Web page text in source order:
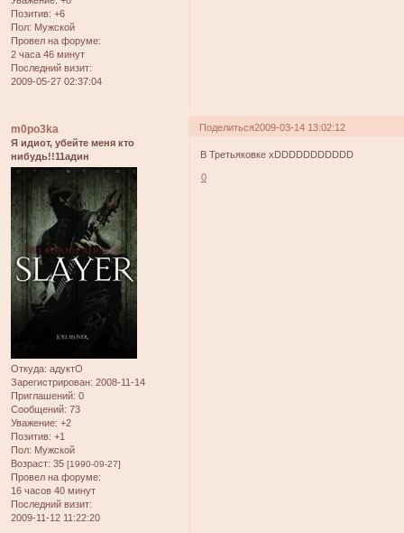
Позитив: +6
Пол: Мужской
Провел на форуме:
2 часа 46 минут
Последний визит:
2009-05-27 02:37:04
Поделиться2009-03-14 13:02:12
m0po3ka
Я идиот, убейте меня кто
нибудь!!11адин
Откуда: адуктО
Зарегистрирован: 2008-11-14
Приглашений: 0
Сообщений: 73
Уважение: +2
Позитив: +1
Пол: Мужской
Возраст: 35 [1990-09-27]
Провел на форуме:
16 часов 40 минут
Последний визит:
2009-11-12 11:22:20
В Третьяковке xDDDDDDDDDDD
0